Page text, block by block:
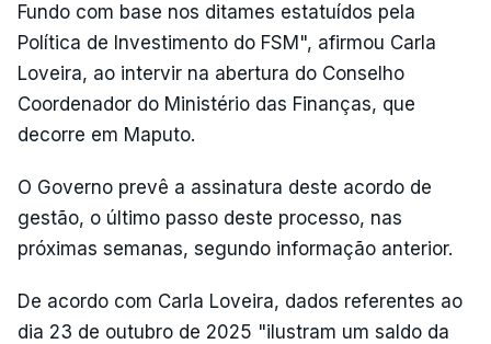
Fundo com base nos ditames estatuídos pela
Política de Investimento do FSM", afirmou Carla
Loveira, ao intervir na abertura do Conselho
Coordenador do Ministério das Finanças, que
decorre em Maputo.
O Governo prevê a assinatura deste acordo de
gestão, o último passo deste processo, nas
próximas semanas, segundo informação anterior.
De acordo com Carla Loveira, dados referentes ao
dia 23 de outubro de 2025 "ilustram um saldo da